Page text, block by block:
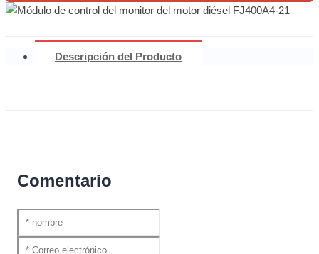
Descripción del Producto
Comentario